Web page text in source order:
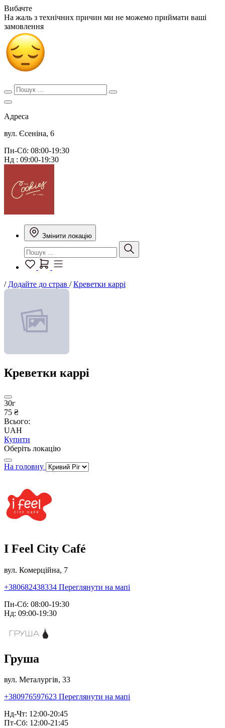
Вибачте
На жаль з технічних причин ми не можемо приймати ваші
замовлення
Адреса
вул. Єсеніна, 6
Пн-Сб: 08:00-19:30
Нд : 09:00-19:30
Змінити локацію
/ Додайте до страв /Креветки каррі
Креветки каррі
30г
75 ₴
Всього:
UAH
Купити
Оберіть локацію
На головну
I Feel City Café
вул. Комерційна, 7
+380682438334 Переглянути на мапі
Пн-Сб: 08:00-19:30
Нд: 09:00-19:30
Груша
вул. Металургів, 33
+380976597623 Переглянути на мапі
Нд-Чт: 12:00-20:45
Пт-Сб: 12:00-21:45